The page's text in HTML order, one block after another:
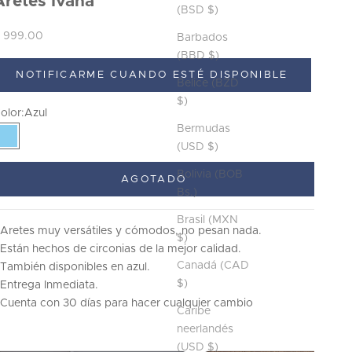
(BSD $)
Barbados
(BBD $)
Belice (BZD
$)
Bermudas
(USD $)
Bolivia (BOB
Bs.)
Brasil (MXN
$)
Canadá (CAD
$)
Caribe
neerlandés
(USD $)
de oferta
999.00
NOTIFICARME CUANDO ESTÉ DISPONIBLE
Azul
Azul
AGOTADO
muy versátiles y cómodos, no pesan nada.
hechos de circonias de la mejor calidad.
disponibles en azul.
Inmediata.
con 30 días para hacer cualquier cambio